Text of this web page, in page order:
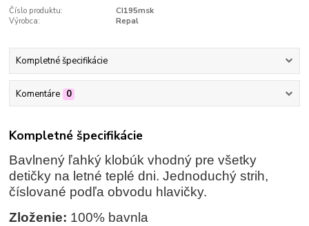
Číslo produktu:
CI195msk
Výrobca:
Repal
Kompletné špecifikácie
Komentáre 0
Kompletné špecifikácie
Bavlnený ľahký klobúk vhodný pre všetky
detičky na letné teplé dni. Jednoduchý strih,
číslované podľa obvodu hlavičky.
Zloženie: 100% bavnla